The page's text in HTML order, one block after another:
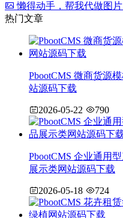
懒得动手，帮我代做图片
热门文章
PbootCMS 微商货源
站源码下载
2026-05-22 790
PbootCMS 企业通用
展示类网站源码下载
2026-05-18 724